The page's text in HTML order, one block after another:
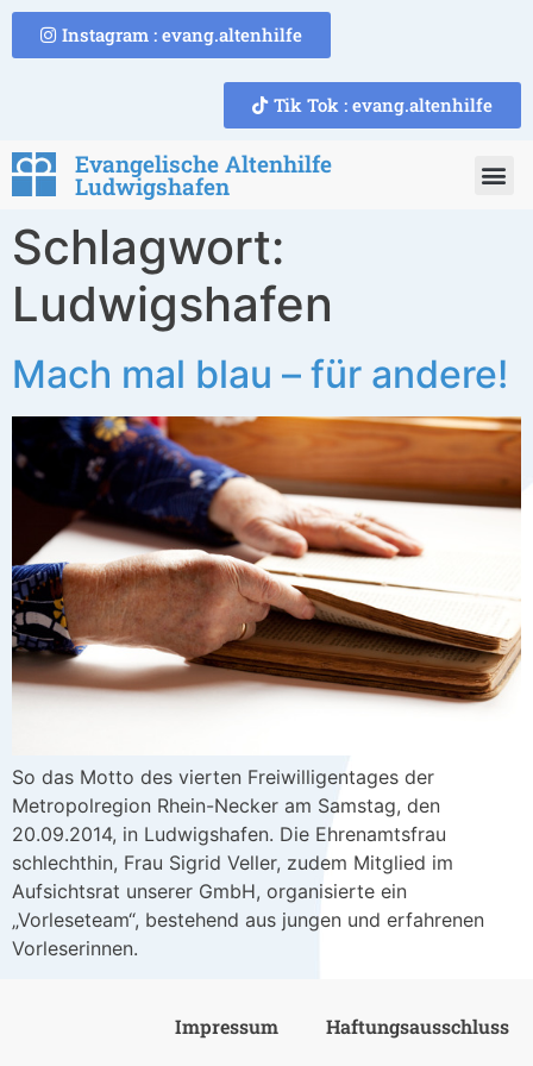
Instagram : evang.altenhilfe
Tik Tok : evang.altenhilfe
Evangelische Altenhilfe
Ludwigshafen
Schlagwort:
Ludwigshafen
Mach mal blau – für andere!
So das Motto des vierten Freiwilligentages der
Metropolregion Rhein-Necker am Samstag, den
20.09.2014, in Ludwigshafen. Die Ehrenamtsfrau
schlechthin, Frau Sigrid Veller, zudem Mitglied im
Aufsichtsrat unserer GmbH, organisierte ein
„Vorleseteam“, bestehend aus jungen und erfahrenen
Vorleserinnen.
Impressum Haftungsausschluss